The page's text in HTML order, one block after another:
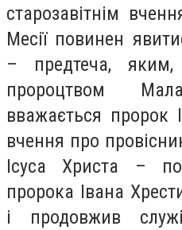
старозавітнім
Месії повинен
– предтеча, яким,
пророцтвом
вважається пророк
вчення про
Ісуса Христа –
пророка Івана
і продовжив